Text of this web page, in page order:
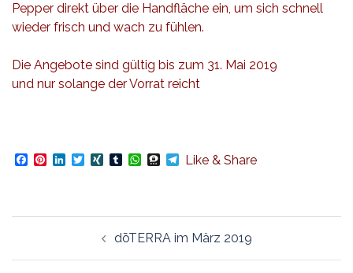
Pepper direkt über die Handfläche ein, um sich schnell
wieder frisch und wach zu fühlen.
Die Angebote sind gültig bis zum 31. Mai 2019
und nur solange der Vorrat reicht
Facebook
Pinterest
LinkedIn
TwitterXINGTumblrWhatsApp
Threema
Telegram
Like & Share
dōTERRA im März 2019